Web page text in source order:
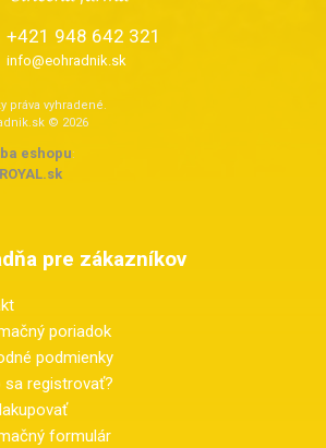
+421 948 642 321
info@eohradnik.sk
práva vyhradené.
© 2026
eshopu:
pre zákazníkov
poriadok
podmienky
sa registrovať?
formulár